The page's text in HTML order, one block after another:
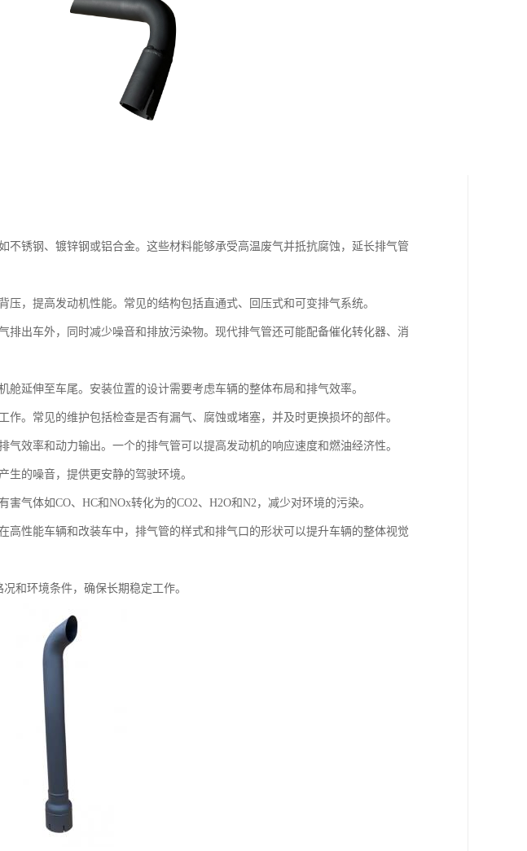
不锈钢、镀锌钢或铝合金。这些材料能够承受高温废气并抵抗腐蚀，延长排气管
，提高发动机性能。常见的结构包括直通式、回压式和可变排气系统。
排出车外，同时减少噪音和排放污染物。现代排气管还可能配备催化转化器、消
延伸至车尾。安装位置的设计需要考虑车辆的整体布局和排气效率。
。常见的维护包括检查是否有漏气、腐蚀或堵塞，并及时更换损坏的部件。
效率和动力输出。一个的排气管可以提高发动机的响应速度和燃油经济性。
生的噪音，提供更安静的驾驶环境。
气体如CO、HC和NOx转化为的CO2、H2O和N2，减少对环境的污染。
高性能车辆和改装车中，排气管的样式和排气口的形状可以提升车辆的整体视觉
和环境条件，确保长期稳定工作。